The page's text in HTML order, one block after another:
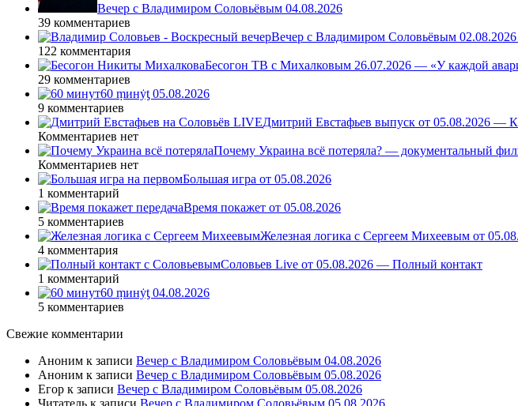
Вечер с Владимиром Соловьёвым 04.08.2026
39 комментариев
Вечер с Владимиром Соловьёвым
122 комментария
Бесогон ТВ с Михалковым 26.07.2026 — «У каждой
29 комментариев
60 ṃинẏƫ 05.08.2026
9 комментариев
Дмитрий Евстафьев выпуск от 05.08.2026 —
Комментариев нет
Почему Украина всё потеряла? — документальный
Комментариев нет
Большая игра от 05.08.2026
1 комментарий
Время покажет от 05.08.2026
5 комментариев
Железная логика с Сергеем Михеевым от
4 комментария
Соловьев Live от 05.08.2026 — Полный контакт
1 комментарий
60 ṃинẏƫ 04.08.2026
5 комментариев
Свежие комментарии
Аноним к записи Вечер с Владимиром Соловьёвым 04.08.2026
Аноним к записи Вечер с Владимиром Соловьёвым 05.08.2026
Егор к записи Вечер с Владимиром Соловьёвым 05.08.2026
Читатель к записи Вечер с Владимиром Соловьёвым 05.08.2026